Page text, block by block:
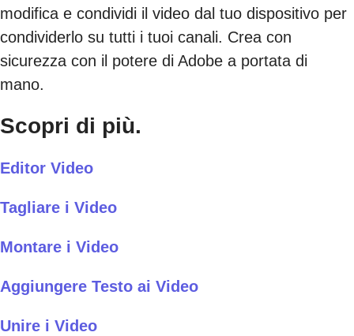
modifica e condividi il video dal tuo dispositivo per
condividerlo su tutti i tuoi canali. Crea con
sicurezza con il potere di Adobe a portata di
mano.
Scopri di più.
Editor Video
Tagliare i Video
Montare i Video
Aggiungere Testo ai Video
Unire i Video